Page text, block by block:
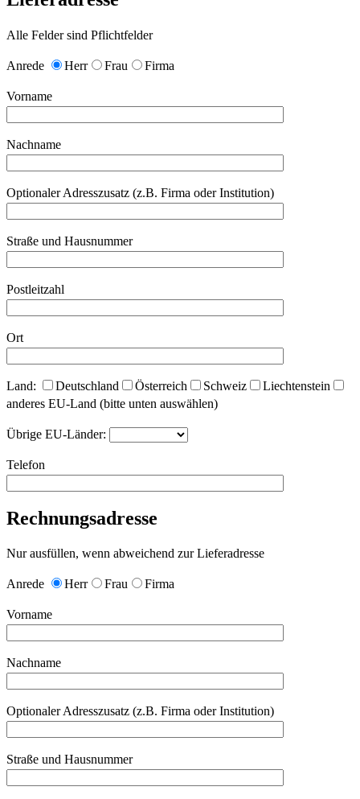
Alle Felder sind Pflichtfelder
Anrede Herr Frau Firma
Vorname
Nachname
Optionaler Adresszusatz (z.B. Firma oder Institution)
Straße und Hausnummer
Postleitzahl
Ort
Land: Deutschland Österreich Schweiz
Liechtenstein
anderes EU-Land (bitte unten auswählen)
Übrige EU-Länder:
Telefon
Rechnungsadresse
Nur ausfüllen, wenn abweichend zur Lieferadresse
Anrede Herr Frau Firma
Vorname
Nachname
Optionaler Adresszusatz (z.B. Firma oder Institution)
Straße und Hausnummer